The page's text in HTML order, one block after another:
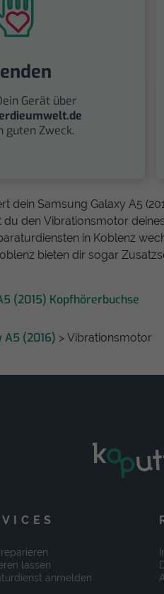
Gerät über
guten Zweck.
dein Samsung Galaxy A5
du den Vibrationsmotor
in Koblenz
bieten dir sogar
(2015) Kopfhörerbuchse
A5 (2016) > Vibrationsmotor
lassen
anmelden